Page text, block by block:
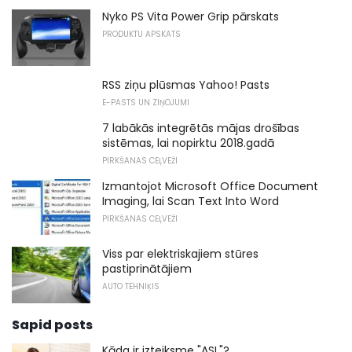
Nyko PS Vita Power Grip pārskats
PRODUKTU APSKATS
RSS ziņu plūsmas Yahoo! Pasts
E-PASTS UN ZIŅOJUMI
7 labākās integrētās mājas drošības
sistēmas, lai nopirktu 2018.gadā
PIRKŠANAS CEĻVEŽI
Izmantojot Microsoft Office Document
Imaging, lai Scan Text Into Word
PIRKŠANAS CEĻVEŽI
Viss par elektriskajiem stūres
pastiprinātājiem
AUTO TEHNIĶIS
Sapid posts